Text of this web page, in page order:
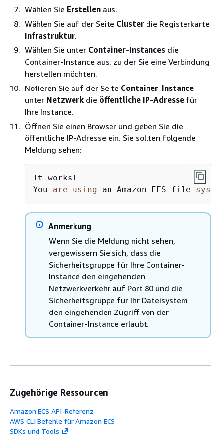
Wählen Sie Erstellen aus.
Wählen Sie auf der Seite Cluster die Registerkarte
Infrastruktur.
Wählen Sie unter Container-Instances die
Container-Instance aus, zu der Sie eine Verbindung
herstellen möchten.
Notieren Sie auf der Seite Container-Instance
unter Netzwerk die öffentliche IP-Adresse für
Ihre Instance.
Öffnen Sie einen Browser und geben Sie die
öffentliche IP-Adresse ein. Sie sollten folgende
Meldung sehen:
It works !
You are using an Amazon EFS file
Anmerkung
Wenn Sie die Meldung nicht sehen,
vergewissern Sie sich, dass die
Sicherheitsgruppe für Ihre Container-
Instance den eingehenden
Netzwerkverkehr auf Port 80 und die
Sicherheitsgruppe für Ihr Dateisystem
den eingehenden Zugriff von der
Container-Instance erlaubt.
Zugehörige Ressourcen
Amazon ECS API-Referenz
AWS CLI Befehle für Amazon ECS
SDKs und Tools